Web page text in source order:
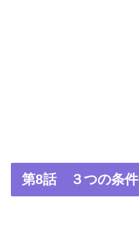
第8話 ３つの条件